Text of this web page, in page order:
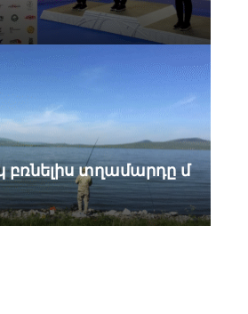
բռնելիս տղամարդը մ